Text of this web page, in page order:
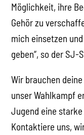
Möglichkeit, ihre
Gehör zu
mich einsetzen
geben“, so der SJ-
Wir brauchen
unser Wahlkampf
Jugend eine
Kontaktiere uns,